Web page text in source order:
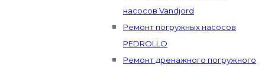
насосов Vandjord
Ремонт погружных насосов
PEDROLLO
Ремонт дренажного погружного